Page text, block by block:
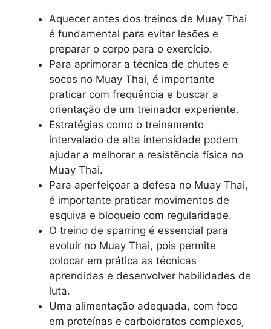
Aquecer antes dos treinos de Muay Thai
é fundamental para evitar lesões e
preparar o corpo para o exercício.
Para aprimorar a técnica de chutes e
socos no Muay Thai, é importante
praticar com frequência e buscar a
orientação de um treinador experiente.
Estratégias como o treinamento
intervalado de alta intensidade podem
ajudar a melhorar a resistência física no
Muay Thai.
Para aperfeiçoar a defesa no Muay Thai,
é importante praticar movimentos de
esquiva e bloqueio com regularidade.
O treino de sparring é essencial para
evoluir no Muay Thai, pois permite
colocar em prática as técnicas
aprendidas e desenvolver habilidades de
luta.
Uma alimentação adequada, com foco
em proteínas e carboidratos complexos,